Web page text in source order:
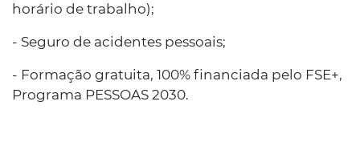
horário de trabalho);
- Seguro de acidentes pessoais;
- Formação gratuita, 100% financiada pelo FSE+,
Programa PESSOAS 2030.